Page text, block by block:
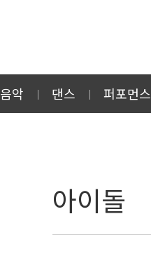
음악 댄스 퍼포먼스
아이돌